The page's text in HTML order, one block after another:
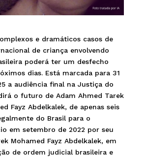
e dramáticos casos de
de criança envolvendo
poderá ter um desfecho
dias. Está marcada para 31
a audiência final na Justiça do
o futuro de Adam Ahmed Tarek
Fayz Abdelkalek, de apenas seis
do Brasil para o
em setembro de 2022 por seu
Mohamed Fayz Abdelkalek, em
de ordem judicial brasileira e